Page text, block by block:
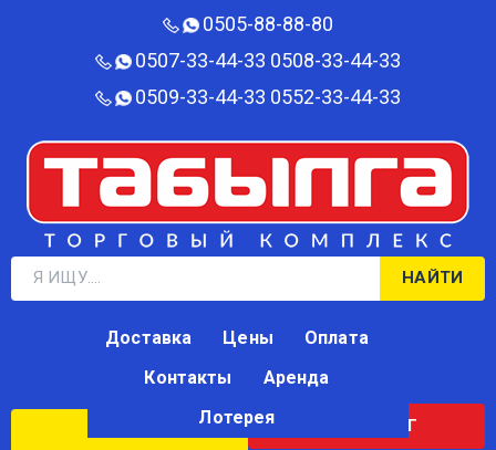
0505-88-88-80‬
0507-33-44-33 0508-33-44-33
0509-33-44-33 0552-33-44-33
НАЙТИ
КАТАЛОГ
Доставка Цены
Оплата
Контакты
Аренда
Лотерея